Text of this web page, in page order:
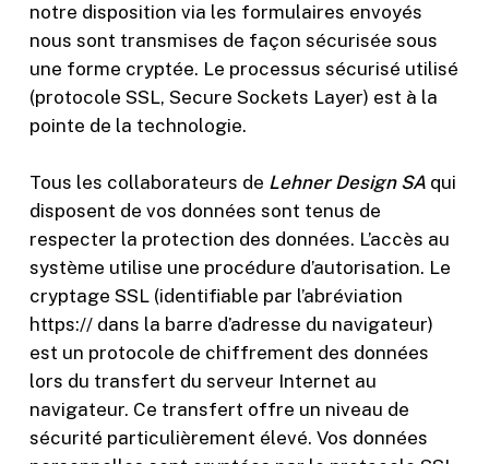
notre disposition via les formulaires envoyés
nous sont transmises de façon sécurisée sous
une forme cryptée. Le processus sécurisé utilisé
(protocole SSL, Secure Sockets Layer) est à la
pointe de la technologie.
Tous les collaborateurs de Lehner Design SAqui
disposent de vos données sont tenus de
respecter la protection des données. L’accès au
système utilise une procédure d’autorisation. Le
cryptage SSL (identifiable par l’abréviation
https:// dans la barre d’adresse du navigateur)
est un protocole de chiffrement des données
lors du transfert du serveur Internet au
navigateur. Ce transfert offre un niveau de
sécurité particulièrement élevé. Vos données